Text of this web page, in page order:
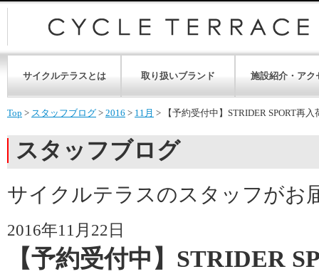
サイクルテラスとは 取り扱いブランド 施設紹介・アク
Top > スタッフブログ > 2016 > 11月 > 【予約受付中】STRIDER SPORT再入
スタッフブログ
サイクルテラスのスタッフがお
2016年11月22日
【予約受付中】STRIDER